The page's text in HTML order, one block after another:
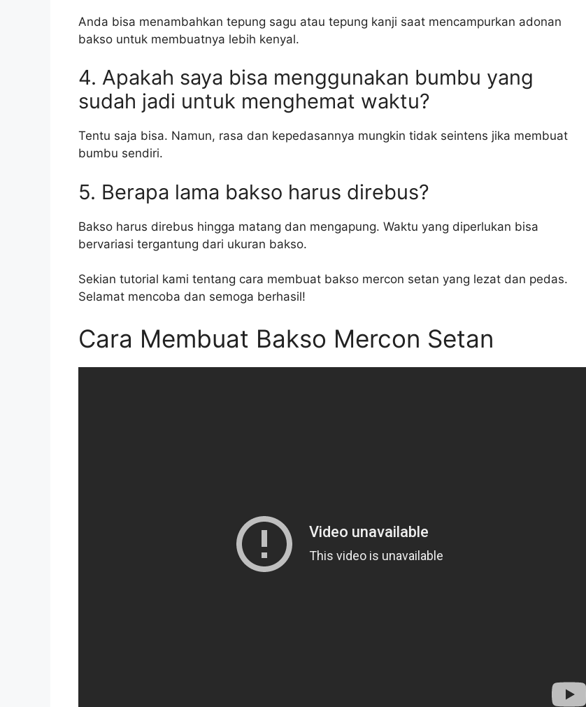
Anda bisa menambahkan tepung sagu atau tepung kanji saat mencampurkan adonan
bakso untuk membuatnya lebih kenyal.
4. Apakah saya bisa menggunakan bumbu yang
sudah jadi untuk menghemat waktu?
Tentu saja bisa. Namun, rasa dan kepedasannya mungkin tidak seintens jika membuat
bumbu sendiri.
5. Berapa lama bakso harus direbus?
Bakso harus direbus hingga matang dan mengapung. Waktu yang diperlukan bisa
bervariasi tergantung dari ukuran bakso.
Sekian tutorial kami tentang cara membuat bakso mercon setan yang lezat dan pedas.
Selamat mencoba dan semoga berhasil!
Cara Membuat Bakso Mercon Setan